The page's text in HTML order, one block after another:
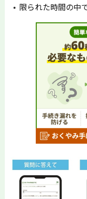
限られた時間の中